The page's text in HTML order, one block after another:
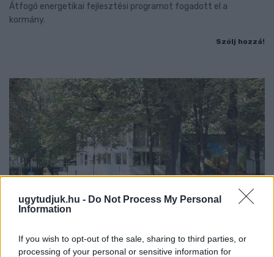
ugytudjuk.hu - Do Not Process My Personal
Information
If you wish to opt-out of the sale, sharing to third parties, or
processing of your personal or sensitive information for
Átfogó energetikai fejlesztési programot fogadott el a
kormány.
Szólj hozzá!